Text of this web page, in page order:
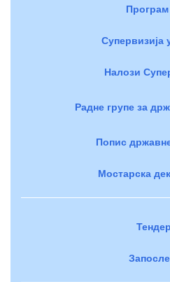
Програм
Супервизија
Налози
Радне групе за
Попис
Мостарска